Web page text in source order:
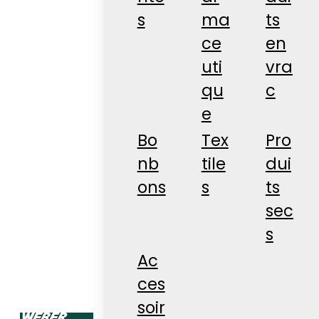
s
ma
ce
uti
qu
e
ts
en
vra
c
Bo
nb
ons
Tex
tile
s
Pro
dui
ts
sec
s
Ac
ces
soir